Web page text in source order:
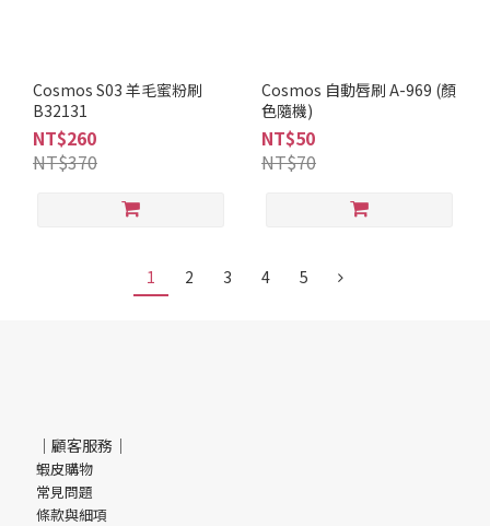
Cosmos S03 羊毛蜜粉刷
B32131
NT$260
NT$370
Cosmos 自動唇刷 A-969 (顏
色隨機)
NT$50
NT$70
1 2 3 4 5
｜顧客服務｜
蝦皮購物
常見問題
條款與細項